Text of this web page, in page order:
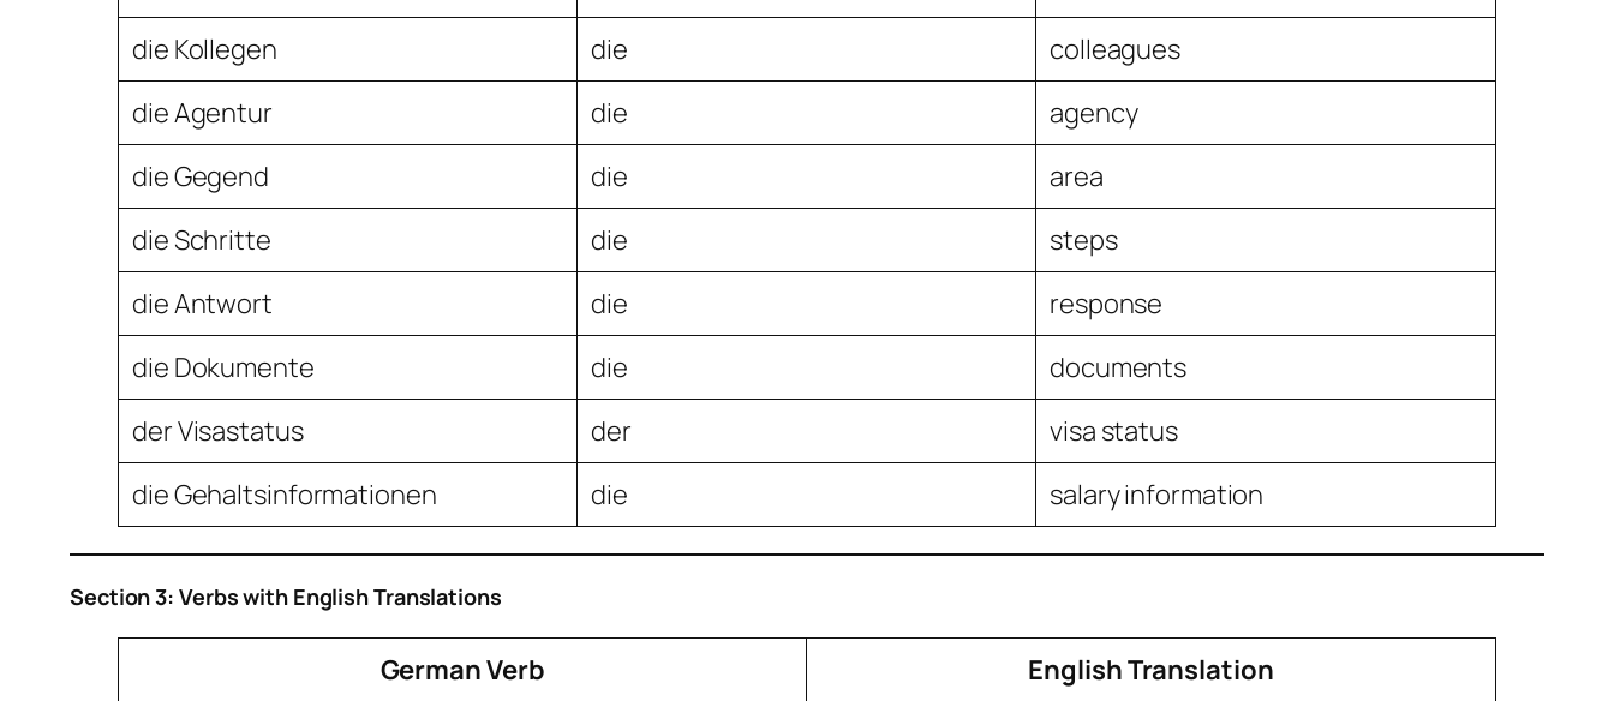
die Kollegen
die
colleagues
die Agentur
die
agency
die Gegend
die
area
die Schritte
die
steps
die Antwort
die
response
die Dokumente
die
documents
der Visastatus
der
visa status
die Gehaltsinformationen
die salary information
Section 3: Verbs with English Translations
German Verb
English Translation